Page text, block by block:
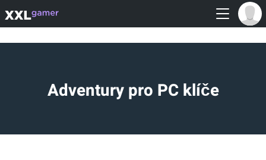
Adventury pro PC klíče